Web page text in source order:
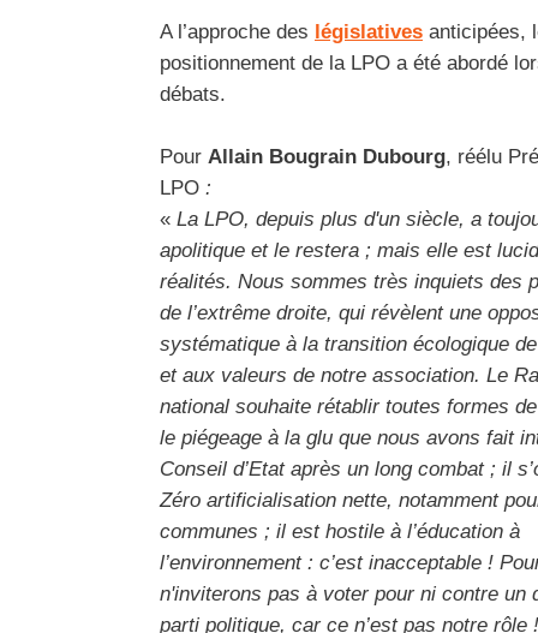
A l’approche des législatives anticipées,
positionnement de la LPO a été abordé
débats.
Pour Allain Bougrain Dubourg, réélu
LPO :
« La LPO, depuis plus d'un siècle, a
apolitique et le restera ; mais elle est
réalités. Nous sommes très inquiets des
de l’extrême droite, qui révèlent une
systématique à la transition écologique
et aux valeurs de notre association. Le
national souhaite rétablir toutes formes
le piégeage à la glu que nous avons fait
Conseil d’Etat après un long combat ; il
Zéro artificialisation nette, notamment
communes ; il est hostile à l’éducation à
l’environnement : c’est inacceptable !
n'inviterons pas à voter pour ni contre un
parti politique, car ce n’est pas notre rôle !